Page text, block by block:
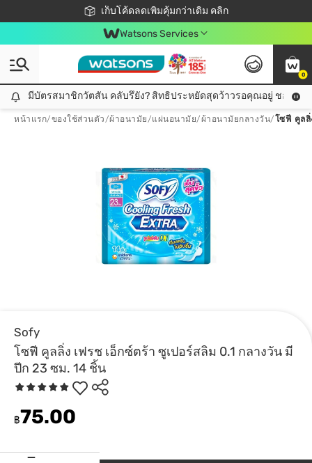
เก็บโค้ดลดเพิ่มคุ้มกว่าเดิม คลิก
ชอปออนไลน์ครั้งแรก ลดเพิ่มจุก ๆ 10%! 🎉
📦ส่งฟรี! เมื่อชอป 499฿
สมาชิกวัตสัน คลับดียังไง?
Watsons Services
0
มีบัตรสมาชิกวัตสัน คลับรึยัง? สิทธิประหยัดสุดว้าวรอคุณอยู่ ชอปคุ้มกว่าเดิม คลิก!
มีบัตรสมาชิกวัตสัน คลับรึยัง? สิทธิประหยัดสุดว้าวรอคุณอยู่ ชอปคุ้มก
หน้าแรก/ของใช้ส่วนตัว/ผ้าอนามัย/แผ่นอนามัย/ผ้าอนามัยกลางวัน/โซฟี คูลลิ่
Sofy
โซฟี คูลลิ่ง เฟรช เอ็กซ์ตร้า ซูเปอร์สลิม 0.1 กลางวัน มี
ปีก 23 ซม. 14 ชิ้น
฿75.00